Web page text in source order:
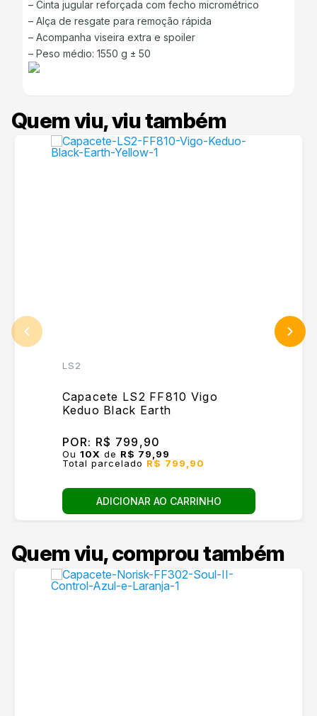
– Cinta jugular reforçada com fecho micrométrico
– Alça de resgate para remoção rápida
– Acompanha viseira extra e spoiler
– Peso médio: 1550 g ± 50
Quem viu, viu também
LS2
Capacete LS2 FF810 Vigo
Keduo Black Earth
POR: R$ 799,90
Ou 10X de R$ 79,99
Total parcelado R$ 799,90
ADICIONAR AO CARRINHO
Quem viu, comprou também